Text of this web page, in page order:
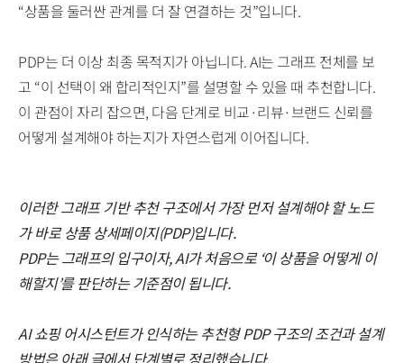
“상품을 둘러싼 관계를 더 잘 연결하는 것”입니다.
PDP는 더 이상 최종 목적지가 아닙니다. AI는 그래프 전체를 보
고 “이 선택이 왜 합리적인지”를 설명할 수 있을 때 추천합니다.
이 관점이 자리 잡으면, 다음 단계로 비교·리뷰·브랜드 신뢰를
어떻게 설계해야 하는지가 자연스럽게 이어집니다.
이러한 그래프 기반 추천 구조에서 가장 먼저 설계해야 할 노드
가 바로 상품 상세페이지(PDP)입니다.
PDP는 그래프의 입구이자, AI가 처음으로 ‘이 상품을 어떻게 이
해할지’를 판단하는 기준점이 됩니다.
AI 쇼핑 어시스턴트가 인식하는 추천형 PDP 구조의 조건과 설계